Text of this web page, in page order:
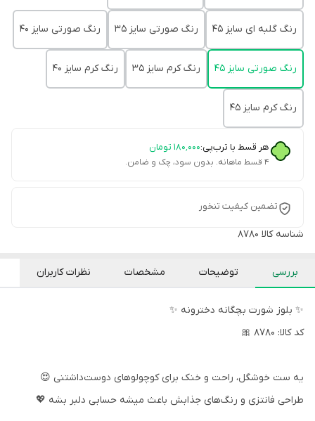
رنگ گلبه ای سایز 45 رنگ صورتی سایز 35 رنگ صورتی سایز 40
رنگ صورتی سایز 45 رنگ کرم سایز 35 رنگ کرم سایز 40
رنگ کرم سایز 45
هر قسط با ترب‌پی:۱۸۰٬۰۰۰ تومان
۴ قسط ماهانه. بدون سود، چک و ضامن.
تضمین کیفیت تنخور
شناسه کالا 8780
بررسی توضیحات مشخصات نظرات کاربران
✨ بلوز شورت بچگانه دخترونه ✨
کد کالا: 8780 🎀
یه ست خوشگل، راحت و خنک برای کوچولوهای دوست‌داشتنی 😍
طراحی فانتزی و رنگ‌های جذابش باعث میشه حسابی دلبر بشه 💖